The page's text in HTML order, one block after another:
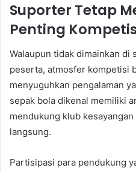
Suporter Tetap
Penting
Walaupun tidak dimainkan di
peserta, atmosfer kompetisi
menyuguhkan pengalaman
sepak bola dikenal memiliki
mendukung klub
langsung.
Partisipasi para pendukung